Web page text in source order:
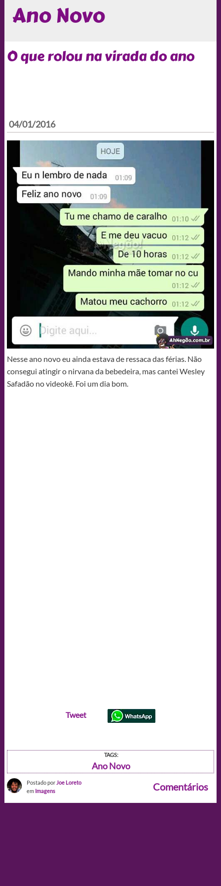
Ano Novo
O que rolou na virada do ano
04/01/2016
Nesse ano novo eu ainda estava de ressaca das férias. Não
consegui atingir o nirvana da bebedeira, mas cantei Wesley
Safadão no videokê. Foi um dia bom.
Tweet
TAGS:
Ano Novo
Postado por Joe Loreto
em Imagens Comentários